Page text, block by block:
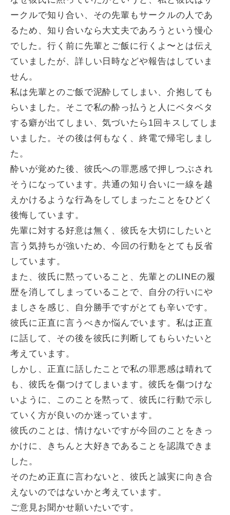
ークルで知り合い、その先輩もサークルの人であ
るため、知り合いなら大丈夫であろうという慢心
でした。行く前に先輩とご飯に行くよ〜とは伝え
ていましたが、詳しい日時などや報告はしていま
せん。
私は先輩とのご飯で泥酔してしまい、介抱しても
らいました。そこで私の酔っ払うと人にベタベタ
する癖が出てしまい、気づいたら1回キスしてしま
いました。その後は何もなく、終電で帰宅しまし
た。
酔いが覚めた後、彼氏への罪悪感で押しつぶされ
そうになっています。共通の知り合いに一線を越
えかけるような行為をしてしまったことをひどく
後悔しています。
先輩に対する好意は無く、彼氏を大切にしたいと
言う気持ちが強いため、今回の行動をとても反省
しています。
また、彼氏に黙っていること、先輩とのLINEの履
歴を消してしまっていることで、自分の行いにや
ましさを感じ、自分勝手ですがとても辛いです。
彼氏に正直に言うべきか悩んでいます。私は正直
に話して、その後を彼氏に判断してもらいたいと
考えています。
しかし、正直に話したことで私の罪悪感は晴れて
も、彼氏を傷つけてしまいます。彼氏を傷つけな
いように、このことを黙って、彼氏に行動で示し
ていく方が良いのか迷っています。
彼氏のことは、情けないですが今回のことをきっ
かけに、きちんと大好きであることを認識できま
した。
そのため正直に言わないと、彼氏と誠実に向き合
えないのではないかと考えています。
ご意見お聞かせ願いたいです。